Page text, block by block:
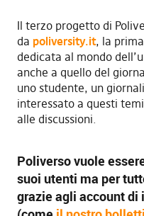
Il terzo progetto di
da poliversity.it, la
dedicata al mondo
anche a quello del
uno studente, un
interessato a questi
alle discussioni.
Poliverso vuole
suoi utenti ma per
grazie agli account